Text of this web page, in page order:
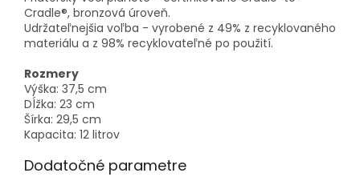
Cradle®, bronzová úroveň.
Udržateľnejšia voľba - vyrobené z 49% z recyklovaného
materiálu a z 98% recyklovateľné po použití.
Rozmery
Výška: 37,5 cm
Dĺžka: 23 cm
Šírka: 29,5 cm
Kapacita: 12 litrov
Dodatočné parametre